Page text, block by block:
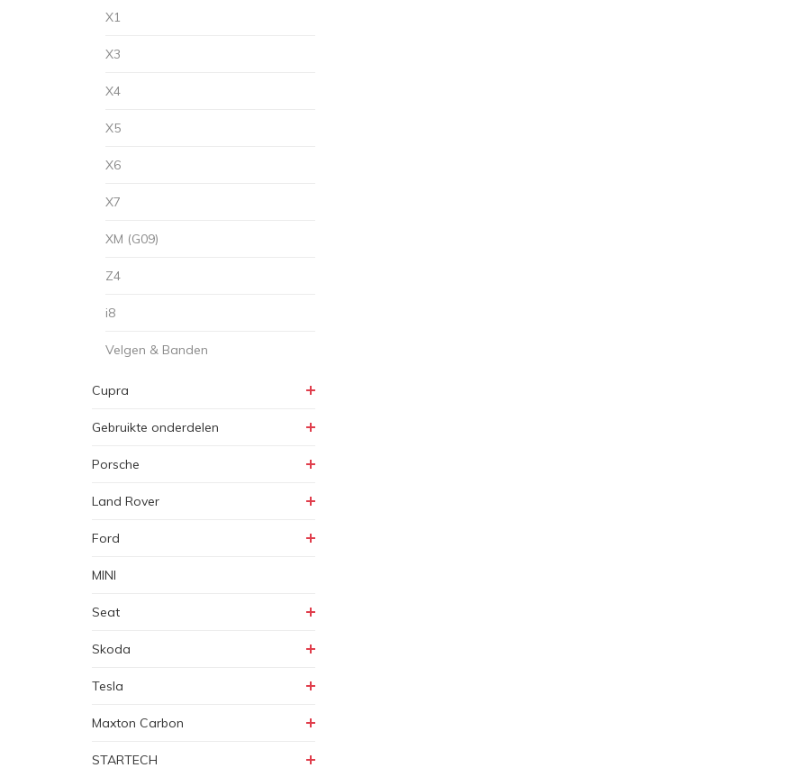
X1
X3
X4
X5
X6
X7
XM (G09)
Z4
i8
Velgen & Banden
Cupra
Gebruikte onderdelen
Porsche
Land Rover
Ford
MINI
Seat
Skoda
Tesla
Maxton Carbon
STARTECH